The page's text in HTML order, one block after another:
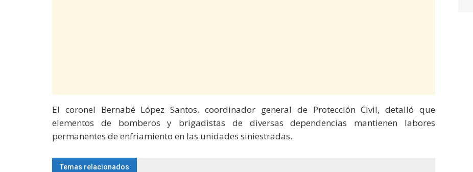
El coronel Bernabé López Santos, coordinador general de Protección Civil, detalló que
elementos de bomberos y brigadistas de diversas dependencias mantienen labores
permanentes de enfriamiento en las unidades siniestradas.
Temas relacionados